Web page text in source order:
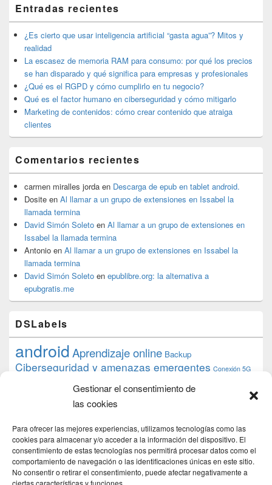
Gestionar el consentimiento de
las cookies
Para ofrecer las mejores experiencias, utilizamos tecnologías como las
cookies para almacenar y/o acceder a la información del dispositivo. El
consentimiento de estas tecnologías nos permitirá procesar datos como el
comportamiento de navegación o las identificaciones únicas en este sitio.
No consentir o retirar el consentimiento, puede afectar negativamente a
ciertas características y funciones.
área
de
widget
barra
lateral
primaria
Entradas recientes
¿Es cierto que usar inteligencia artificial “gasta agua”? Mitos y
realidad
La escasez de memoria RAM para consumo: por qué los precios
se han disparado y qué significa para empresas y profesionales
¿Qué es el RGPD y cómo cumplirlo en tu negocio?
Qué es el factor humano en ciberseguridad y cómo mitigarlo
Marketing de contenidos: cómo crear contenido que atraiga
clientes
Comentarios recientes
carmen miralles jorda en Descarga de epub en tablet android.
Dosite en Al llamar a un grupo de extensiones en Issabel la
llamada termina
David Simón Soleto en Al llamar a un grupo de extensiones en
Issabel la llamada termina
Antonio en Al llamar a un grupo de extensiones en Issabel la
llamada termina
David Simón Soleto en epublibre.org: la alternativa a
epubgratis.me
DSLabels
androidAprendizaje online Backup
Ciberseguridad y amenazas emergentes Conexión 5G
datos debian desarrollo web
Formación Google
iphone
proyecto PS4 python Raspberryraspberrypi
raspbian review Servidor Web Sostenibilidad
tecnológicaTecnología torrent
transmissiontutorial ubuntu server Windows